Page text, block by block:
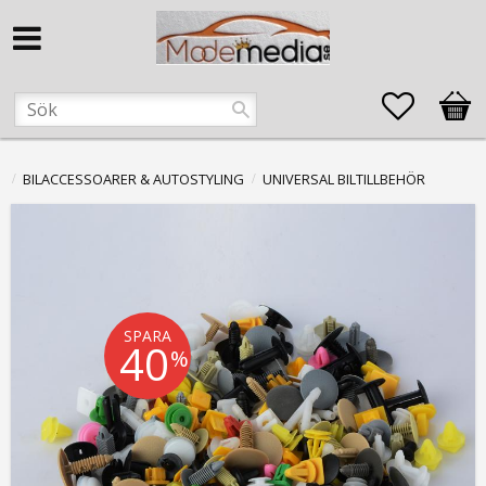
Favoriter
BILACCESSOARER & AUTOSTYLING UNIVERSAL BILTILLBEHÖR
SPARA
40%